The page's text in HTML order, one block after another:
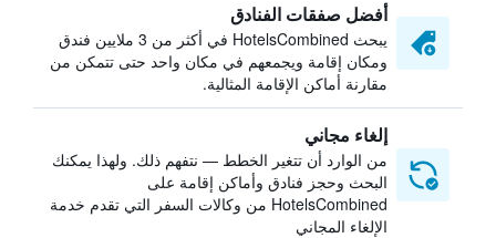
أفضل صفقات الفنادق
يبحث HotelsCombined في أكثر من 3 ملايين فندق
ومكان إقامة ويجمعهم في مكان واحد حتى تتمكن من
مقارنة أماكن الإقامة المثالية.
إلغاء مجاني
من الوارد أن تتغير الخطط — نتفهم ذلك. ولهذا يمكنك
البحث وحجز فنادق وأماكن إقامة على
HotelsCombined من وكالات السفر التي تقدم خدمة
الإلغاء المجاني